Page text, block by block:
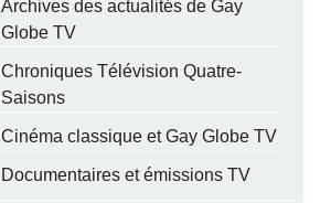
Archives des actualités de Gay
Globe TV
Chroniques Télévision Quatre-
Saisons
Cinéma classique et Gay Globe TV
Documentaires et émissions TV